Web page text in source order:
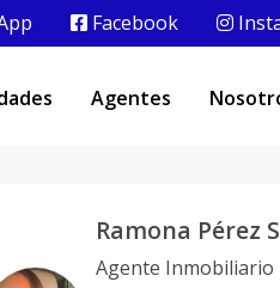
Facebook
Agentes
Ramona Pérez
Agente Inmobiliario